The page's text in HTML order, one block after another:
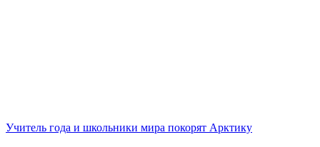
Учитель года и школьники мира покорят Арктику